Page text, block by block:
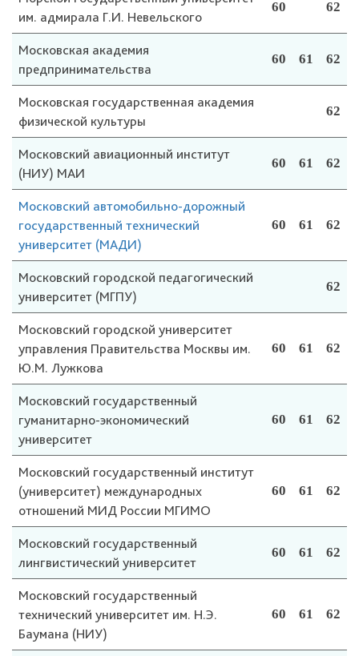
им. адмирала Г.И. Невельского
60 62
Московская академия
предпринимательства
60 61 62
Московская государственная академия
физической культуры
62
Московский авиационный институт
(НИУ) МАИ
60 61 62
Московский автомобильно-дорожный
государственный технический
университет (МАДИ)
60 61 62
Московский городской педагогический
университет (МГПУ)
62
Московский городской университет
управления Правительства Москвы им.
Ю.М. Лужкова
60 61 62
Московский государственный
гуманитарно-экономический
университет
60 61 62
Московский государственный институт
(университет) международных
отношений МИД России МГИМО
60 61 62
Московский государственный
лингвистический университет
60 61 62
Московский государственный
технический университет им. Н.Э.
Баумана (НИУ)
60 61 62